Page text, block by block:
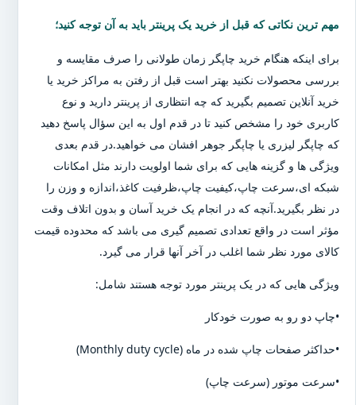
مهم ترین نکاتی که قبل از خرید یک پرینتر باید به آن توجه کنید؛
برای اینکه هنگام خرید چاپگر زمان طولانی را صرف مقایسه و
بررسی محصولات نکنید بهتر است قبل از رفتن به مراکز خرید یا
خرید آنلاین تصمیم بگیرید که چه انتظاری از پرینتر دارید و نوع
کاربری خود را مشخص کنید تا در قدم اول به این سؤال پاسخ دهید
که چاپگر لیزری یا چاپگر جوهر افشان می خواهید.در قدم بعدی
ویژگی ها و گزینه هایی که برای شما اولویت دارند مثل امکانات
شبکه ای،سرعت چاپ،کیفیت چاپ،ظرفیت کاغذ،اندازه و وزن را
در نظر بگیرید.آنچه که در انجام یک خرید آسان و بدون اتلاف وقت
مؤثر است در واقع تعدادی تصمیم گیری می باشد که محدوده قیمت
کالای مورد نظر شما اغلب در آخر آنها قرار می گیرد.
ویژگی هایی که در یک پرینتر مورد توجه هستند شامل:
•چاپ دو رو به صورت خودکار
•حداکثر صفحات چاپ شده در ماه (Monthly duty cycle)
•سرعت موتور (سرعت چاپ)